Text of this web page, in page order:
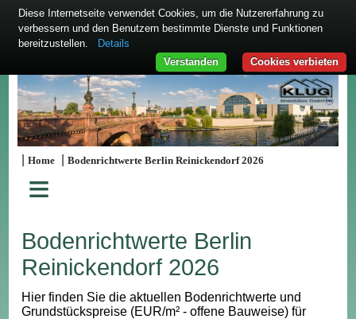
|Home |Bodenrichtwerte Berlin Reinickendorf 2026
≡
Bodenrichtwerte Berlin
Reinickendorf 2026
Hier finden Sie die aktuellen Bodenrichtwerte und
Grundstückspreise (EUR/m² - offene Bauweise) für
Diese Internetseite verwendet Cookies, um die Nutzererfahrung zu
verbessern und den Benutzern bestimmte Dienste und Funktionen
bereitzustellen.
Details
Cookies verbieten
Verstanden